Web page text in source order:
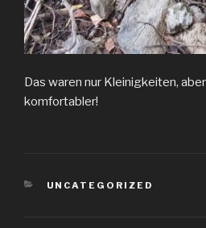
Das waren nur Kleinigkeiten,
komfortabler!
KATEGORIEN
UNCATEGORIZED